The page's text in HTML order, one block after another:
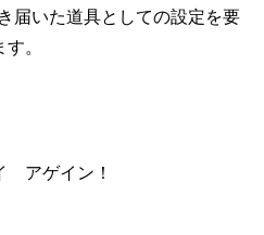
届いた道具としての設定を要
。
アゲイン！